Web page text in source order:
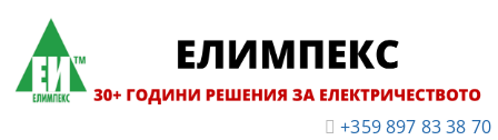
+359 897 83 38 70